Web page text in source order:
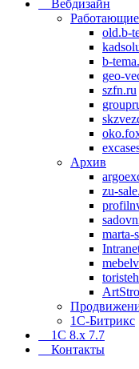
Вебдизайн
old.b-
b-
geo-
szfn.ru
Архив
zu-
marta-
1С-Битрикс
1C 8.x 7.7
Контакты